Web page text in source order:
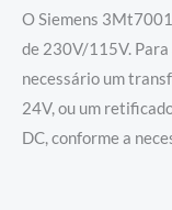
O Siemens
de 230V/115V.
necessário um
24V, ou um
DC, conforme a